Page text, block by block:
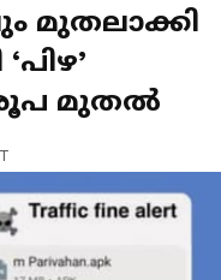
മുതലാക്കി
രൂപ മുതൽ